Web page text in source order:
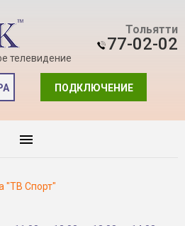
телевидение
Тольятти
77-02-02
ПОДКЛЮЧЕНИЕ
"ТВ Спорт"